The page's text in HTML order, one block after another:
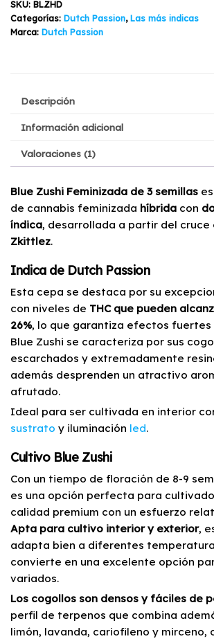
3+1
Semillas
cantidad
SKU: BLZHD
Categorías: Dutch Passion,Las más indicas
Marca: Dutch Passion
Descripción
Información adicional
Valoraciones (1)
Blue Zushi Feminizada de 3 semillas
de cannabis feminizada híbrida con
índica, desarrollada a partir del cruce
Zkittlez.
Indica de Dutch Passion
Esta cepa se destaca por su
con niveles de THC que pueden
26%, lo que garantiza efectos fuertes
Blue Zushi se caracteriza por sus
escarchados y extremadamente
además desprenden un atractivo
afrutado.
Ideal para ser cultivada en interior
sustrato y iluminación led.
Cultivo Blue Zushi
Con un tiempo de floración de 8-9
es una opción perfecta para
calidad premium con un esfuerzo
Apta para cultivo interior y exterior,
adapta bien a diferentes
convierte en una excelente opción
variados.
Los cogollos son densos y fáciles de
perfil de terpenos que combina
limón, lavanda, cariofileno y mirceno,